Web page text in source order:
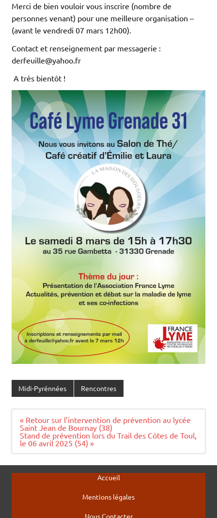
Merci de bien vouloir vous inscrire (nombre de
personnes venant) pour une meilleure organisation –
(avant le vendredi 07 mars 12h00).
Contact et renseignement par messagerie :
derfeuille@yahoo.fr
A très bientôt !
Midi-Pyrénnées Rencontres
Navigation
de
l’article
« Retour sur l’intervention de prévention au lycée
Saint Jean de Bournay (38)
Stand de prévention lors du Trail des Côtes de Toul,
le 06 avril 2025 (54) »
Accueil
Mentions légales
Nous Contacter